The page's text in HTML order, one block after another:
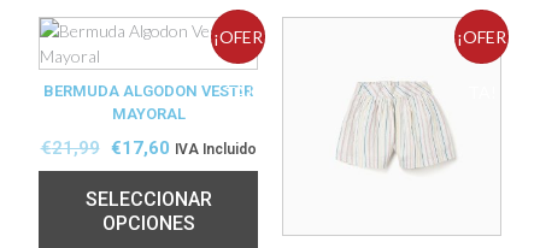
¡OFER
TA!
BERMUDA ALGODON VESTIR
MAYORAL
€21,99 €17,60 IVA Incluido
SELECCIONAR
OPCIONES
¡OFER